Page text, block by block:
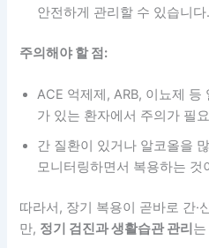
안전하게 관리할 수 있습니다.
주의해야 할 점:
ACE 억제제, ARB, 이뇨제
가 있는 환자에서 주의가 필
간 질환이 있거나 알코올을
모니터링하면서 복용하는 것
따라서, 장기 복용이 곧바로 간·
만, 정기 검진과 생활습관 관리